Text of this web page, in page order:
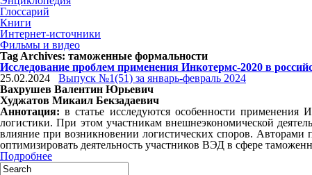
Глоссарий
Книги
Интернет-источники
Фильмы и видео
Tag Archives: таможенные формальности
Исследование проблем применения Инкотермс-2020 в
25.02.2024
Выпуск №1(51) за январь-февраль 2024
Вахрушев Валентин Юрьевич
Худжатов Микаил Бекзадаевич
Аннотация: в статье исследуются особенности
логистики. При этом участникам внешнеэкономической
влияние при возникновении логистических споров. Авторами
оптимизировать деятельность участников ВЭД в сфере
Подробнее